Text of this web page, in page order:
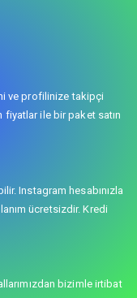
ve profilinize takipçi
ile bir paket satın
Instagram hesabınızla
ücretsizdir. Kredi
bizimle irtibat